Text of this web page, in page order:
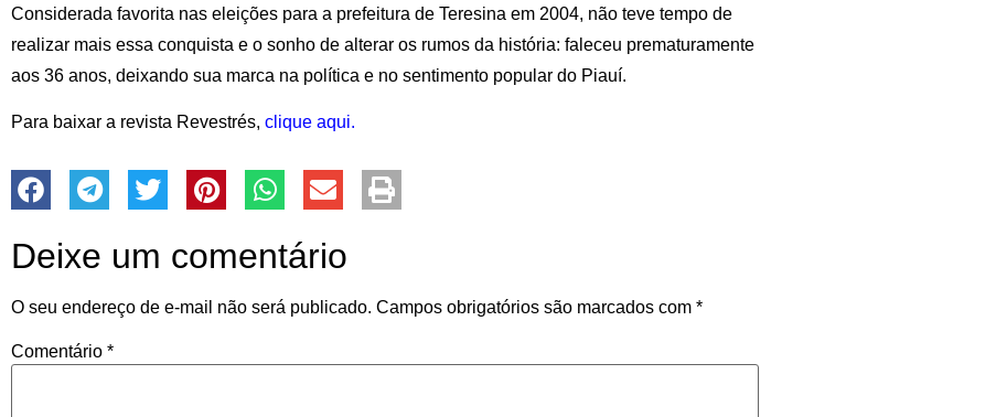
Considerada favorita nas eleições para a prefeitura de Teresina em 2004, não teve tempo de
realizar mais essa conquista e o sonho de alterar os rumos da história: faleceu prematuramente
aos 36 anos, deixando sua marca na política e no sentimento popular do Piauí.
Para baixar a revista Revestrés, clique aqui.
Deixe um comentário
O seu endereço de e-mail não será publicado. Campos obrigatórios são marcados com *
Comentário *